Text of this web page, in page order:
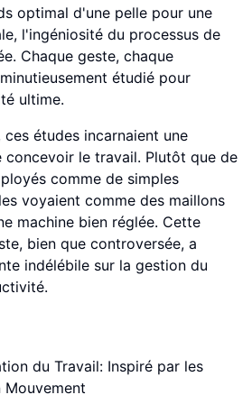
optimal d'une pelle pour une
l'ingéniosité du processus de
Chaque geste, chaque
étudié pour
ultime.
études incarnaient une
concevoir le travail. Plutôt que de
comme de simples
voyaient comme des maillons
machine bien réglée. Cette
bien que controversée, a
indélébile sur la gestion du